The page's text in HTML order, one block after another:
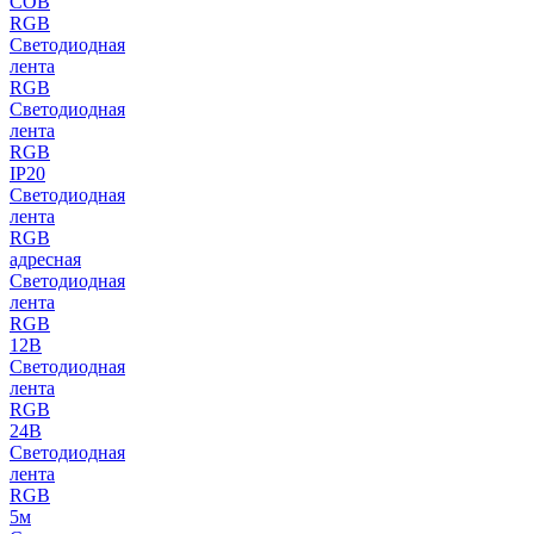
RGB
Светодиодная
лента
RGB
Светодиодная
лента
RGB
IP20
Светодиодная
лента
RGB
адресная
Светодиодная
лента
RGB
12В
Светодиодная
лента
RGB
24В
Светодиодная
лента
RGB
5м